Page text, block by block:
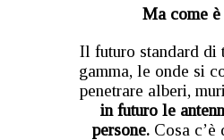
Ma come
Il futuro standard di
gamma, le onde si
penetrare alberi,
in futuro le
persone. Cosa